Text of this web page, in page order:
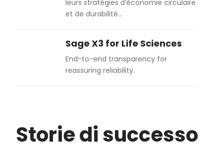
leurs stratégies d’économie circulaire
et de durabilité…
Sage X3 for Life Sciences
End-to-end transparency for
reassuring reliability.
Storie di successo